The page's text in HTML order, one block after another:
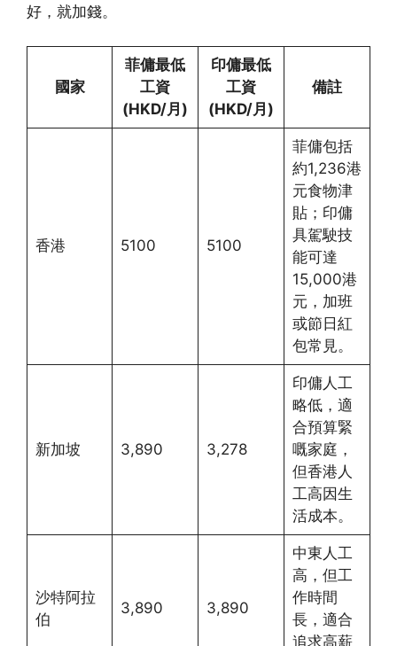
好，就加錢。
國家
菲傭最低
工資
(HKD/月)
印傭最低
工資
(HKD/月)
備註
香港 5100 5100
菲傭包括
約1,236港
元食物津
貼；印傭
具駕駛技
能可達
15,000港
元，加班
或節日紅
包常見。
新加坡 3,890 3,278
印傭人工
略低，適
合預算緊
嘅家庭，
但香港人
工高因生
活成本。
沙特阿拉
伯
3,890 3,890
中東人工
高，但工
作時間
長，適合
追求高薪